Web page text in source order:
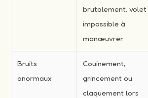
brutalement, volet
impossible à
manœuvrer
Bruits
anormaux
Couinement,
grincement ou
claquement lors